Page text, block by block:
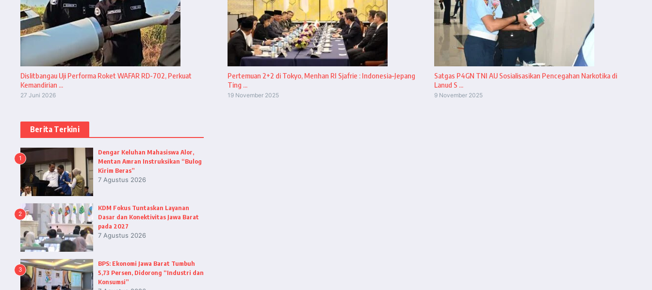
Dislitbangau Uji Performa Roket WAFAR RD-702, Perkuat
Kemandirian ...
27 Juni 2026
Pertemuan 2+2 di Tokyo, Menhan RI Sjafrie : Indonesia–Jepang
Ting ...
19 November 2025
Satgas P4GN TNI AU Sosialisasikan Pencegahan Narkotika di
Lanud S ...
9 November 2025
Berita Terkini
1
Dengar Keluhan Mahasiswa Alor,
Mentan Amran Instruksikan “Bulog
Kirim Beras”
7 Agustus 2026
2
KDM Fokus Tuntaskan Layanan
Dasar dan Konektivitas Jawa Barat
pada 2027
7 Agustus 2026
3
BPS: Ekonomi Jawa Barat Tumbuh
5,73 Persen, Didorong “Industri dan
Konsumsi”